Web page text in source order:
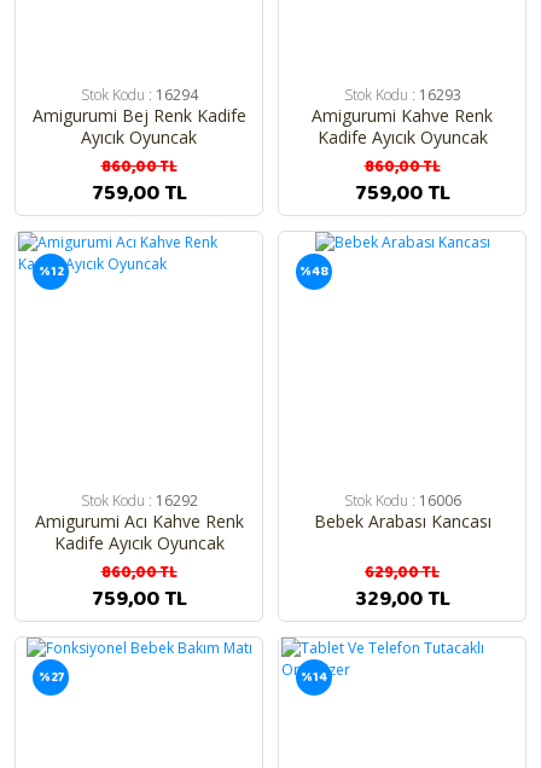
Stok Kodu : 16294
Amigurumi Bej Renk Kadife
Ayıcık Oyuncak
860,00 TL
759,00 TL
Stok Kodu : 16293
Amigurumi Kahve Renk
Kadife Ayıcık Oyuncak
860,00 TL
759,00 TL
%12
Stok Kodu : 16292
Amigurumi Acı Kahve Renk
Kadife Ayıcık Oyuncak
860,00 TL
759,00 TL
%48
Stok Kodu : 16006
Bebek Arabası Kancası
629,00 TL
329,00 TL
%27 %14